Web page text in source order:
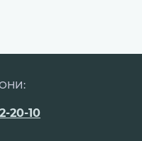
20-10